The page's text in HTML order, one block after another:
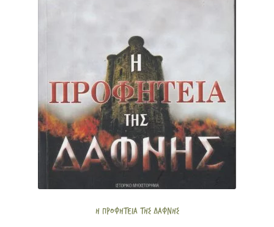
Η ΠΡΟΦΗΤΕΙΑ ΤΗΣ ΔΑΦΝΗΣ